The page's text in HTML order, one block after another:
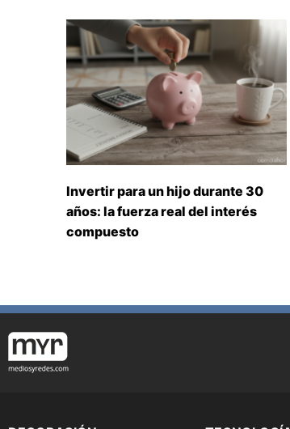
Invertir para un hijo durante 30
años: la fuerza real del interés
compuesto